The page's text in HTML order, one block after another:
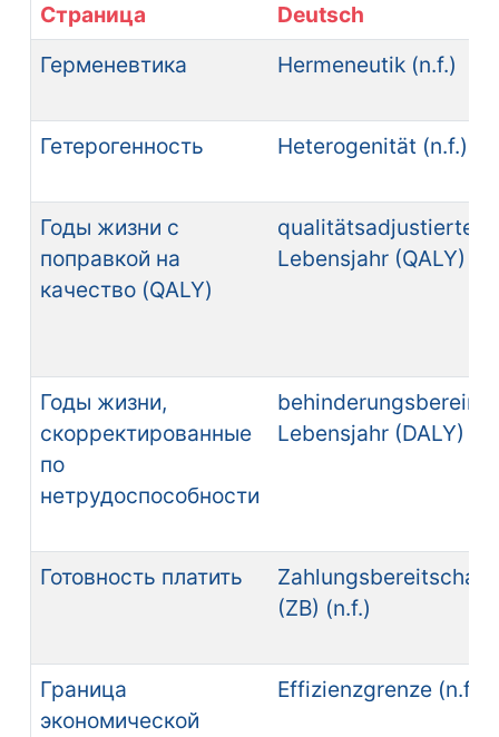
Страница
Deutsch
Герменевтика
Hermeneutik (n.f.)
Гетерогенность Heterogenität (n.f.)
Годы жизни с
поправкой на
качество (QALY)
qualitätsadjustiertes
Lebensjahr (QALY)
Годы жизни,
скорректированные
по
нетрудоспособности
Lebensjahr (DALY)
Готовность платить
Zahlungsbereitschaft
(ZB) (n.f.)
Граница
экономической
Effizienzgrenze (n.f.)